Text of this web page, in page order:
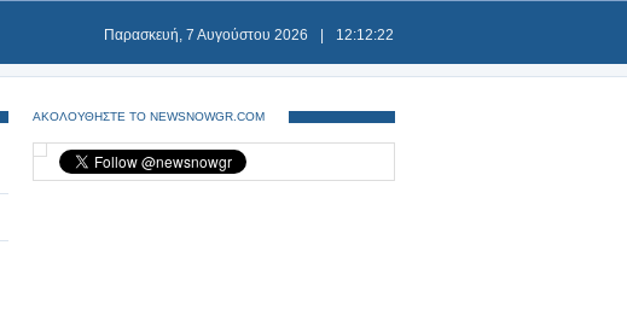
Παρασκευή, 7 Αυγούστου 2026 12:12:23
ΑΚΟΛΟΥΘΗΣΤΕ ΤΟ NEWSNOWGR.COM